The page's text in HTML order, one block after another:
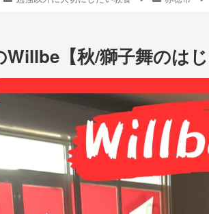
Willbe【秋/獅子舞のは